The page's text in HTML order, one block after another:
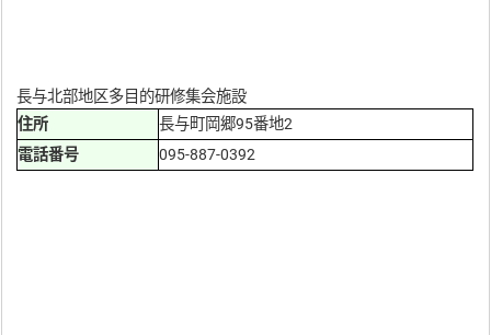
長与北部地区多目的研修集会施設
住所
長与町岡郷95番地2
電話番号
095-887-0392